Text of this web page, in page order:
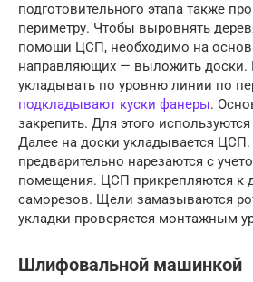
подготовительного этапа также
периметру. Чтобы выровнять
помощи ЦСП, необходимо на
направляющих — выложить доски.
укладывать по уровню линии по
подкладывают куски фанеры.
закрепить. Для этого
Далее на доски укладывается
предварительно нарезаются с
помещения. ЦСП прикрепляются к
саморезов. Щели замазываются
укладки проверяется монтажным
Шлифовальной машинкой